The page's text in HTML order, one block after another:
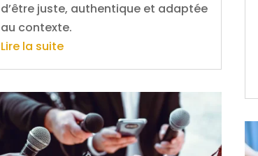
d’être juste, authentique et adaptée
au contexte.
Lire la suite